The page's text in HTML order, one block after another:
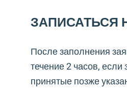
ЗАПИСАТЬСЯ
После заполнения
течение 2 часов,
принятые позже